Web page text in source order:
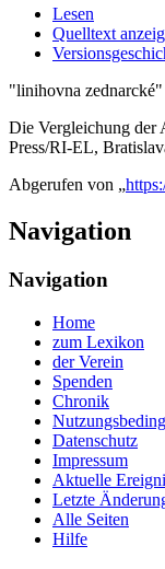
Lesen
Quelltext
"linihovna
Die Vergleichung der
Press/RI-EL,
Abgerufen von „
Navigation
Navigation
Home
zum Lexikon
der Verein
Spenden
Chronik
Datenschutz
Impressum
Aktuelle
Letzte
Alle Seiten
Hilfe